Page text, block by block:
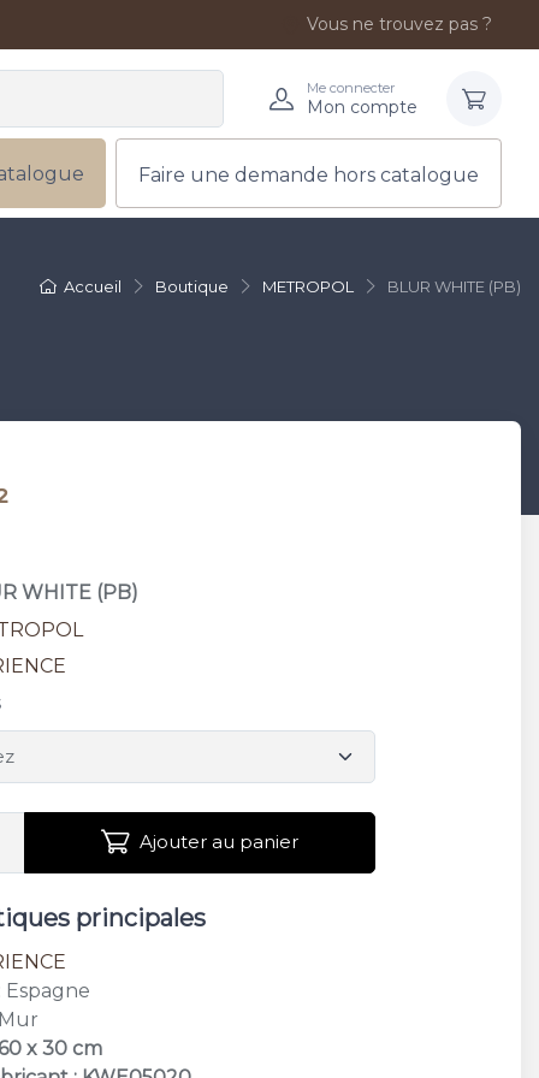
Vous ne trouvez pas ?
Me connecter
Mon compte
Faire une demande hors catalogue
Accueil Boutique METROPOL BLUR WHITE (PB)
WHITE (PB)
Ajouter au panier
principales
: Espagne
x 30 cm